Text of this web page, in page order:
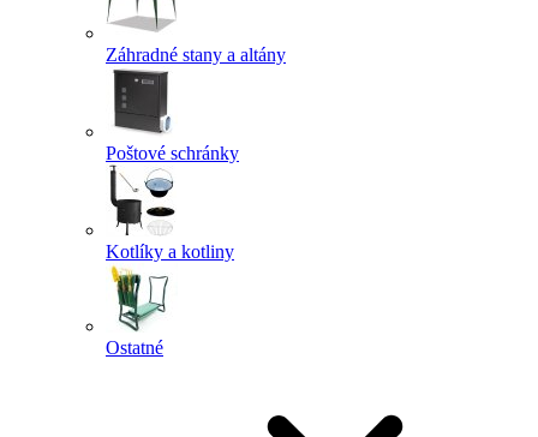
Záhradné stany a altány
Poštové schránky
Kotlíky a kotliny
Ostatné